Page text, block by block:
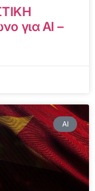
για AI –
AI